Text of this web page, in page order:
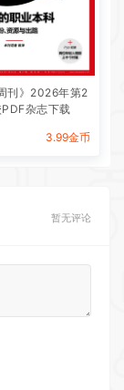
刊》2026年第2
杂志下载
3.99金币
暂无评论